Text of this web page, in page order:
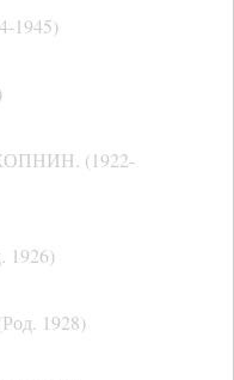
1945)
(1922-
1928)